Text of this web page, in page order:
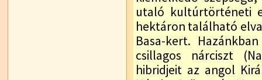
utaló kultúrtörténeti
hektáron található
Basa-kert.
csillagos nárciszt
hibridjeit az angol